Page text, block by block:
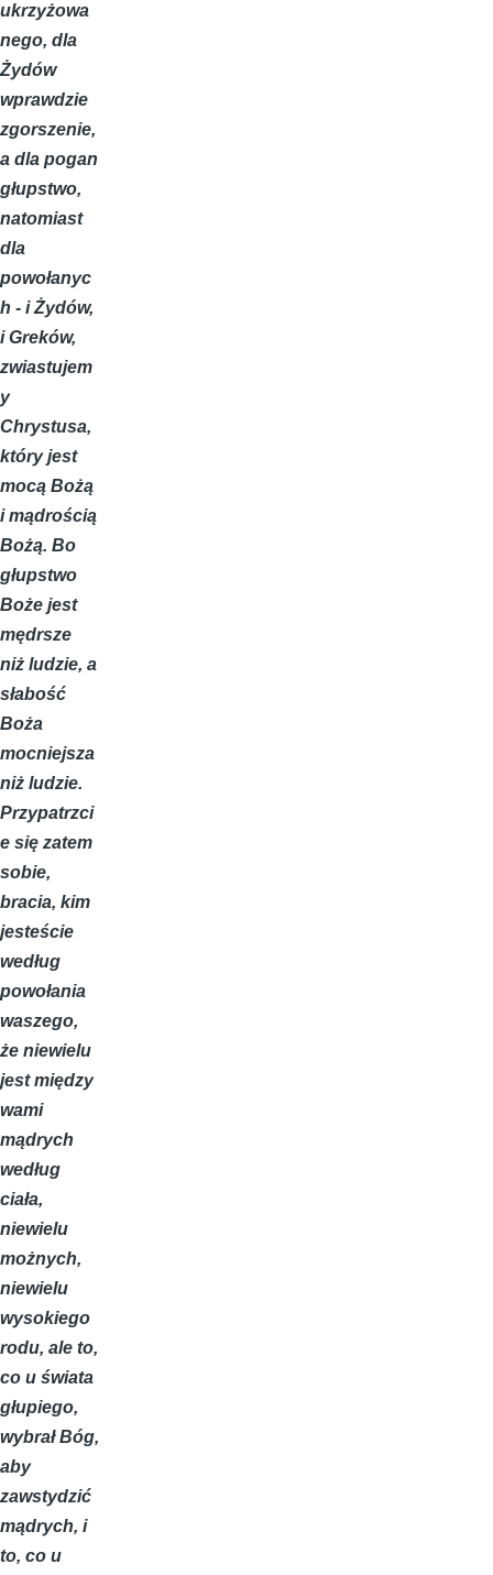
ukrzyżowa
nego, dla
Żydów
wprawdzie
zgorszenie,
a dla pogan
głupstwo,
natomiast
dla
powołanyc
h - i Żydów,
i Greków,
zwiastujem
y
Chrystusa,
który jest
mocą Bożą
i mądrością
Bożą. Bo
głupstwo
Boże jest
mędrsze
niż ludzie, a
słabość
Boża
mocniejsza
niż ludzie.
Przypatrzci
e się zatem
sobie,
bracia, kim
jesteście
według
powołania
waszego,
że niewielu
jest między
wami
mądrych
według
ciała,
niewielu
możnych,
niewielu
wysokiego
rodu, ale to,
co u świata
głupiego,
wybrał Bóg,
aby
zawstydzić
mądrych, i
to, co u